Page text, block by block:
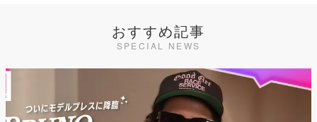
おすすめ記事
SPECIAL NEWS